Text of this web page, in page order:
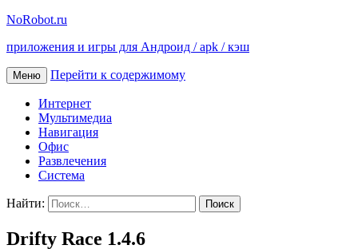
NoRobot.ru
приложения и игры для Андроид / apk / кэш
Меню Перейти к содержимому
Интернет
Мультимедиа
Навигация
Офис
Развлечения
Система
Найти:
Drifty Race 1.4.6